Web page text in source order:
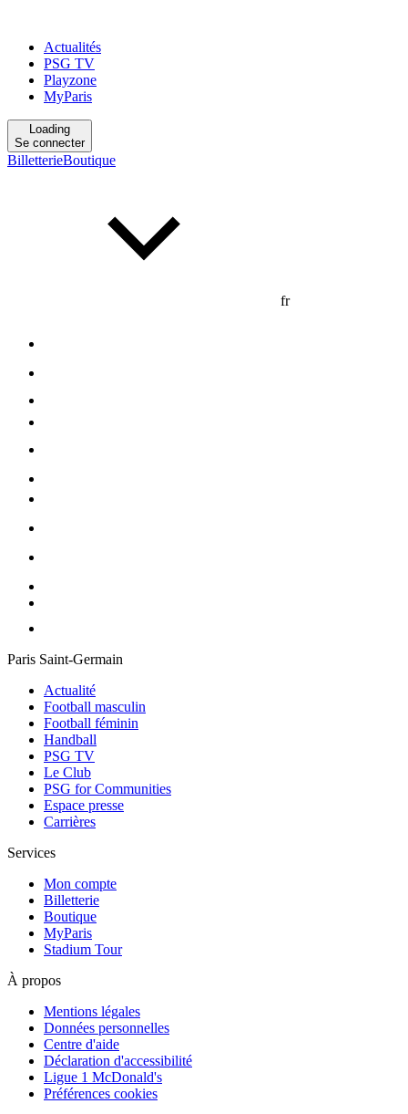
Actualités
PSG TV
Playzone
MyParis
Loading
Se connecter
BilletterieBoutique
fr
Paris Saint-Germain
Actualité
Football masculin
Football féminin
Handball
PSG TV
Le Club
PSG for Communities
Espace presse
Carrières
Services
Mon compte
Billetterie
Boutique
MyParis
Stadium Tour
À propos
Mentions légales
Données personnelles
Centre d'aide
Déclaration d'accessibilité
Ligue 1 McDonald's
Préférences cookies